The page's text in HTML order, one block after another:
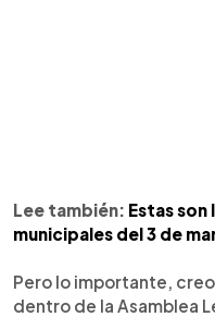
Lee también: Estas
municipales del 3 de
Pero lo importante, creo
dentro de la Asamblea